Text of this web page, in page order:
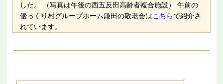
した。 （写真は午後の西五反田高齢者複合施設） 午前の
優っくり村グループホーム鎌田の敬老会はこちらで紹介さ
れています。